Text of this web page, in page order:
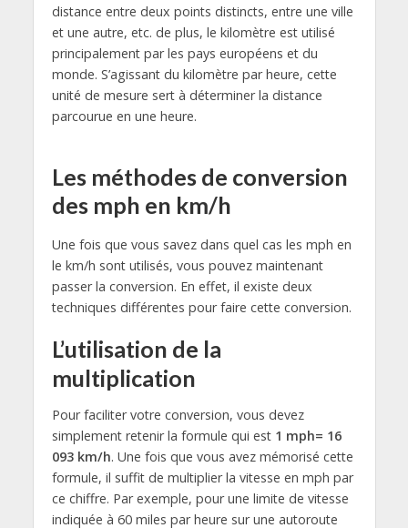
distance entre deux points distincts, entre une ville
et une autre, etc. de plus, le kilomètre est utilisé
principalement par les pays européens et du
monde. S’agissant du kilomètre par heure, cette
unité de mesure sert à déterminer la distance
parcourue en une heure.
Les méthodes de conversion
des mph en km/h
Une fois que vous savez dans quel cas les mph en
le km/h sont utilisés, vous pouvez maintenant
passer la conversion. En effet, il existe deux
techniques différentes pour faire cette conversion.
L’utilisation de la
multiplication
Pour faciliter votre conversion, vous devez
simplement retenir la formule qui est 1 mph= 16
093 km/h. Une fois que vous avez mémorisé cette
formule, il suffit de multiplier la vitesse en mph par
ce chiffre. Par exemple, pour une limite de vitesse
indiquée à 60 miles par heure sur une autoroute